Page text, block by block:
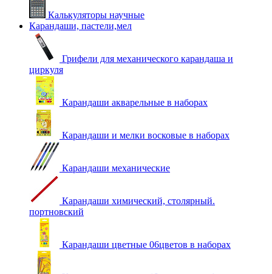
Калькуляторы научные
Карандаши, пастели,мел
Грифели для механического карандаша и
циркуля
Карандаши акварельные в наборах
Карандаши и мелки восковые в наборах
Карандаши механические
Карандаши химический, столярный.
портновский
Карандаши цветные 06цветов в наборах